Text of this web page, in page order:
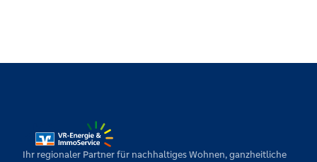
Ihr regionaler Partner für nachhaltiges Wohnen, ganzheitliche